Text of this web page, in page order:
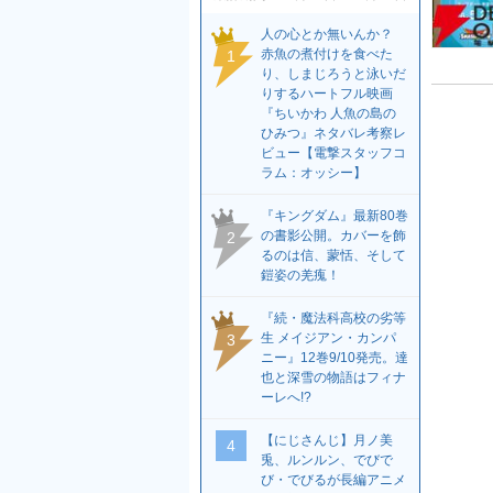
1
人の心とか無いんか？
赤魚の煮付けを食べた
り、しまじろうと泳いだ
りするハートフル映画
『ちいかわ 人魚の島の
ひみつ』ネタバレ考察レ
ビュー【電撃スタッフコ
ラム：オッシー】
2
『キングダム』最新80巻
の書影公開。カバーを飾
るのは信、蒙恬、そして
鎧姿の羌瘣！
3
『続・魔法科高校の劣等
生 メイジアン・カンパ
ニー』12巻9/10発売。達
也と深雪の物語はフィナ
ーレへ!?
4
【にじさんじ】月ノ美
兎、ルンルン、でびで
び・でびるが長編アニメ